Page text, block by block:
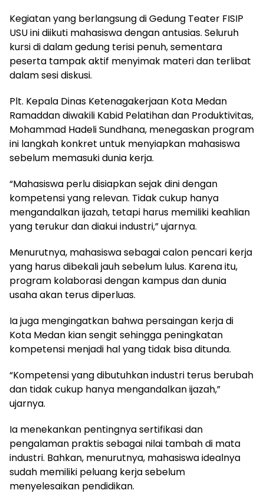
Kegiatan yang berlangsung di Gedung Teater FISIP
USU ini diikuti mahasiswa dengan antusias. Seluruh
kursi di dalam gedung terisi penuh, sementara
peserta tampak aktif menyimak materi dan terlibat
dalam sesi diskusi.
Plt. Kepala Dinas Ketenagakerjaan Kota Medan
Ramaddan diwakili Kabid Pelatihan dan Produktivitas,
Mohammad Hadeli Sundhana, menegaskan program
ini langkah konkret untuk menyiapkan mahasiswa
sebelum memasuki dunia kerja.
“Mahasiswa perlu disiapkan sejak dini dengan
kompetensi yang relevan. Tidak cukup hanya
mengandalkan ijazah, tetapi harus memiliki keahlian
yang terukur dan diakui industri,” ujarnya.
Menurutnya, mahasiswa sebagai calon pencari kerja
yang harus dibekali jauh sebelum lulus. Karena itu,
program kolaborasi dengan kampus dan dunia
usaha akan terus diperluas.
Ia juga mengingatkan bahwa persaingan kerja di
Kota Medan kian sengit sehingga peningkatan
kompetensi menjadi hal yang tidak bisa ditunda.
“Kompetensi yang dibutuhkan industri terus berubah
dan tidak cukup hanya mengandalkan ijazah,”
ujarnya.
Ia menekankan pentingnya sertifikasi dan
pengalaman praktis sebagai nilai tambah di mata
industri. Bahkan, menurutnya, mahasiswa idealnya
sudah memiliki peluang kerja sebelum
menyelesaikan pendidikan.